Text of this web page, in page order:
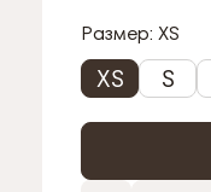
Размер: XS
XS S